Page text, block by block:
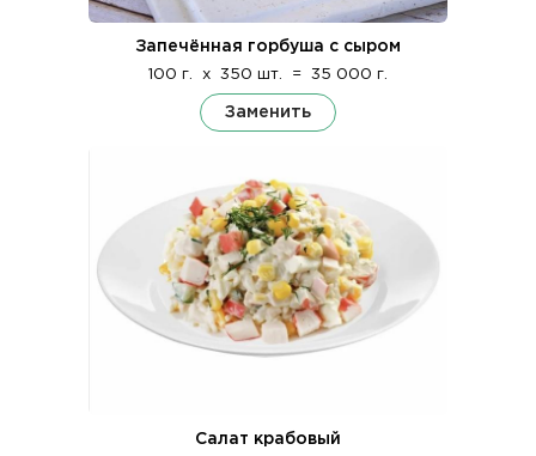
Запечённая горбуша с сыром
100 г. x 350 шт. = 35 000 г.
Заменить
Салат крабовый